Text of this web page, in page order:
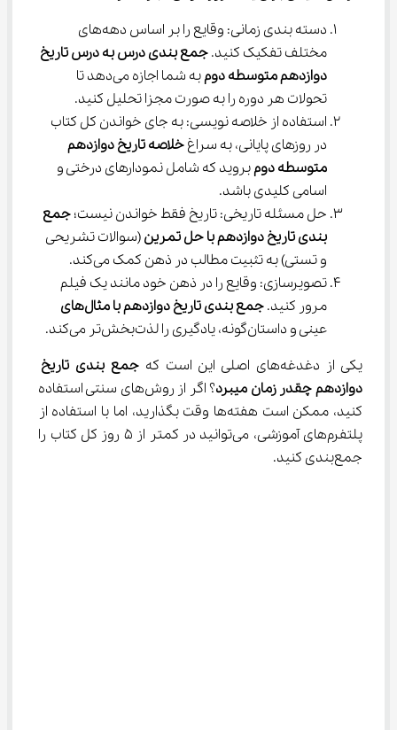
دسته بندی زمانی: وقایع را بر اساس دهه‌های
مختلف تفکیک کنید. جمع بندی درس به درس تاریخ
دوازدهم متوسطه دوم
به شما اجازه می‌دهد تا
تحولات هر دوره را به صورت مجزا تحلیل کنید.
استفاده از خلاصه نویسی: به جای خواندن کل کتاب
در روزهای پایانی، به سراغ خلاصه تاریخ دوازدهم
متوسطه دوم بروید که شامل نمودارهای درختی و
اسامی کلیدی باشد.
حل مسئله تاریخی: تاریخ فقط خواندن نیست؛ جمع
بندی تاریخ دوازدهم با حل تمرین (سوالات تشریحی
و تستی) به تثبیت مطالب در ذهن کمک می‌کند.
تصویرسازی: وقایع را در ذهن خود مانند یک فیلم
مرور کنید. جمع بندی تاریخ دوازدهم با مثال‌های
عینی و داستان‌گونه، یادگیری را لذت‌بخش‌تر می‌کند.
یکی از دغدغه‌های اصلی این است که
جمع بندی تاریخ
دوازدهم چقدر زمان میبرد
؟ اگر از روش‌های سنتی استفاده
کنید، ممکن است هفته‌ها وقت بگذارید، اما با استفاده از
پلتفرم‌های آموزشی، می‌توانید در کمتر از ۵ روز کل کتاب را
جمع‌بندی کنید.